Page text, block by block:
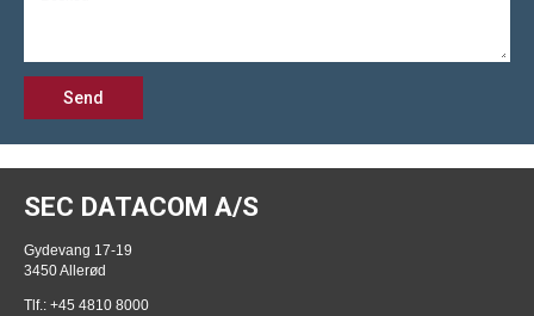
Send
SEC DATACOM A/S
Gydevang 17-19
3450 Allerød
Tlf.: +45 4810 8000